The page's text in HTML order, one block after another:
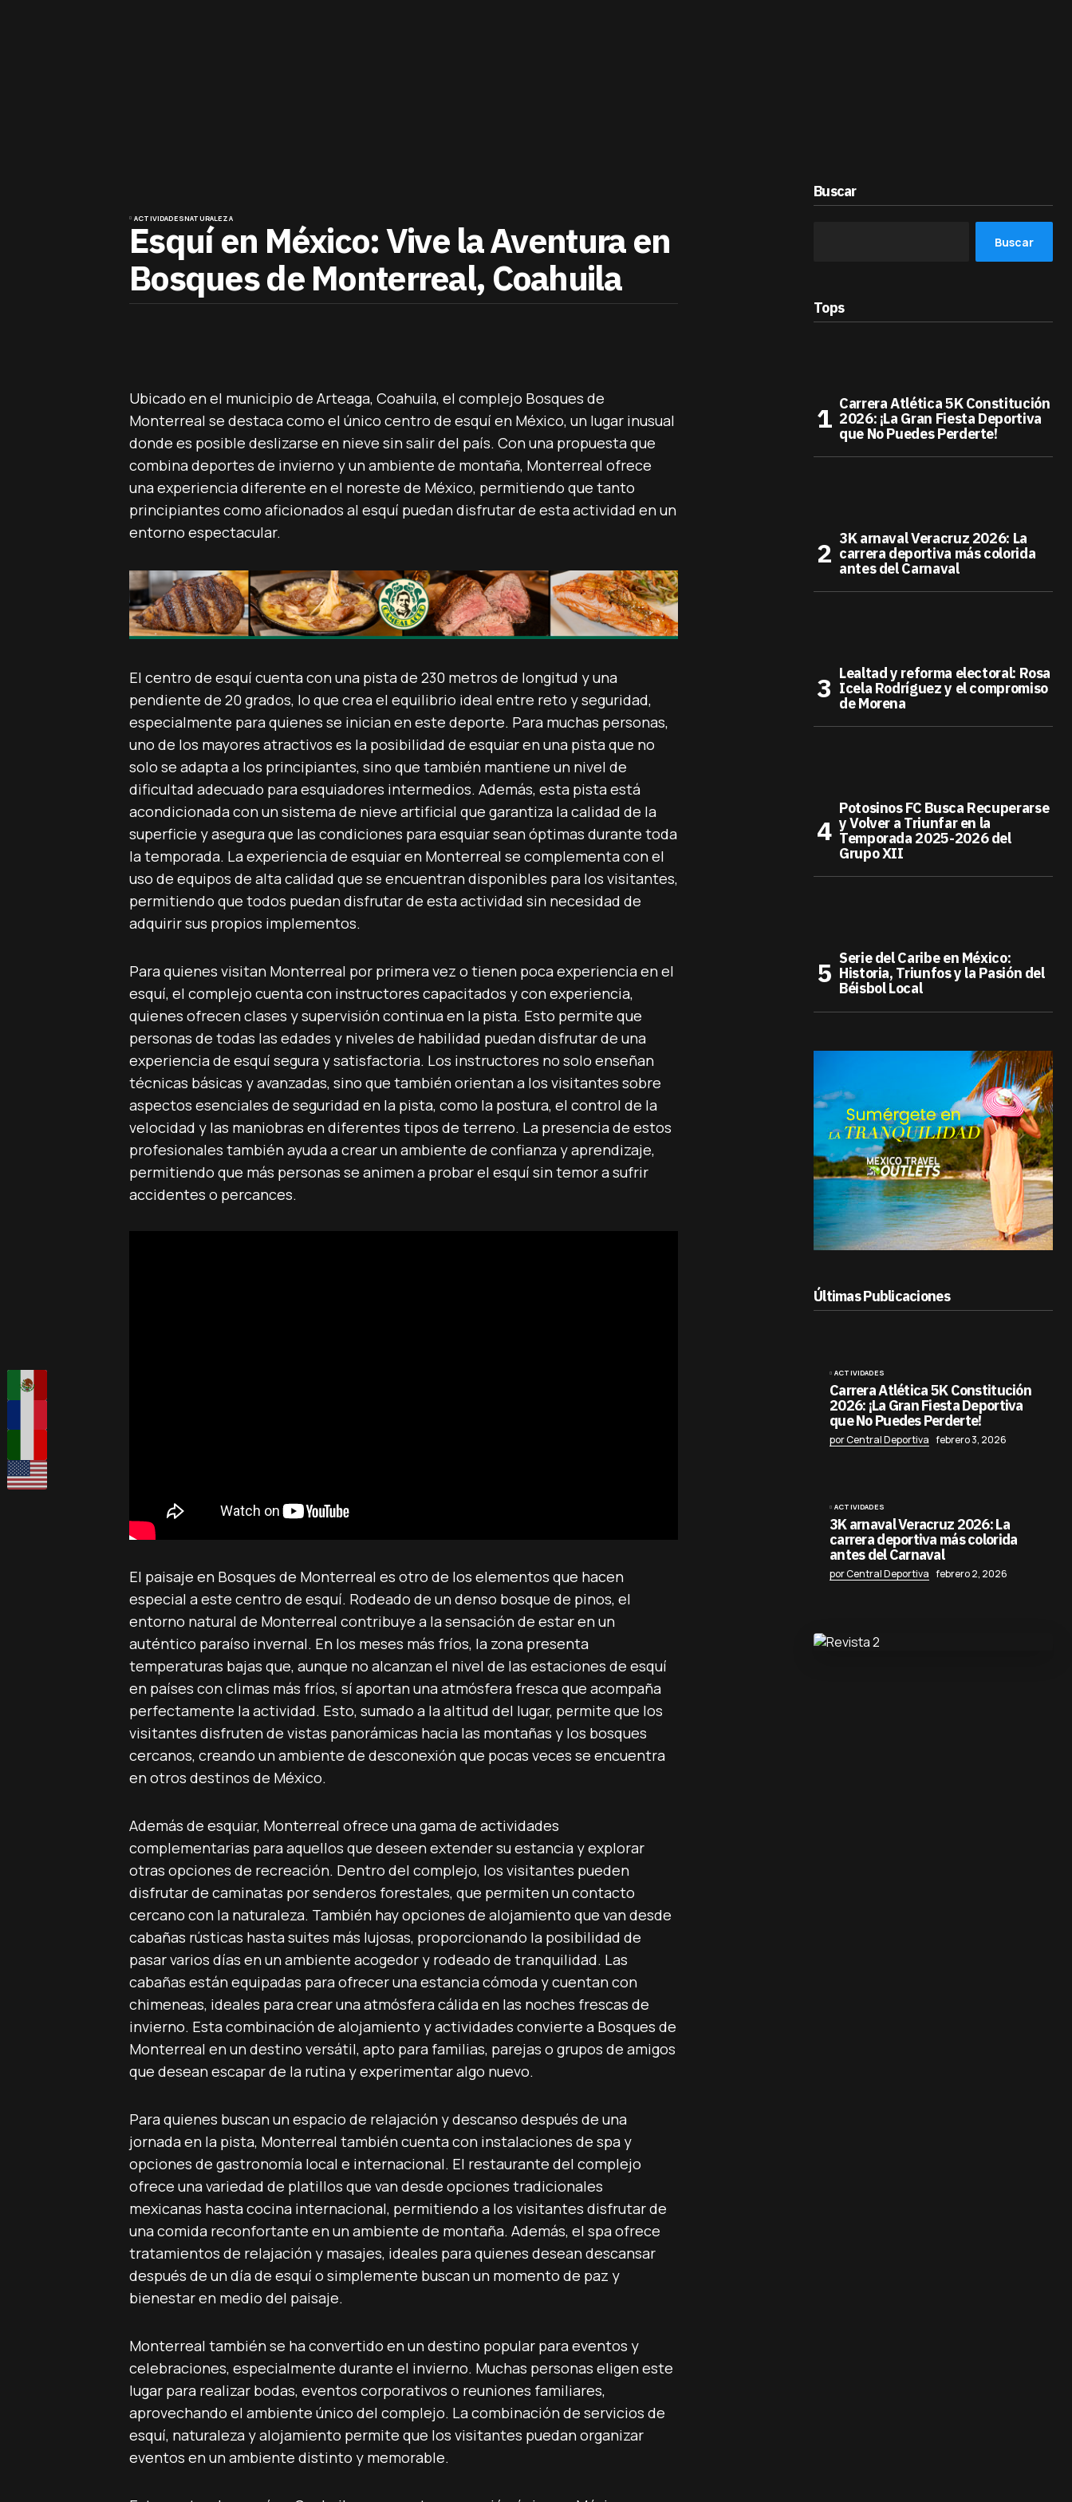
ACTIVIDADESNATURALEZA
Esquí en México: Vive la Aventura en
Bosques de Monterreal, Coahuila
Ubicado en el municipio de Arteaga, Coahuila, el complejo Bosques de
Monterreal se destaca como el único centro de esquí en México, un lugar inusual
donde es posible deslizarse en nieve sin salir del país. Con una propuesta que
combina deportes de invierno y un ambiente de montaña, Monterreal ofrece
una experiencia diferente en el noreste de México, permitiendo que tanto
principiantes como aficionados al esquí puedan disfrutar de esta actividad en un
entorno espectacular.
El centro de esquí cuenta con una pista de 230 metros de longitud y una
pendiente de 20 grados, lo que crea el equilibrio ideal entre reto y seguridad,
especialmente para quienes se inician en este deporte. Para muchas personas,
uno de los mayores atractivos es la posibilidad de esquiar en una pista que no
solo se adapta a los principiantes, sino que también mantiene un nivel de
dificultad adecuado para esquiadores intermedios. Además, esta pista está
acondicionada con un sistema de nieve artificial que garantiza la calidad de la
superficie y asegura que las condiciones para esquiar sean óptimas durante toda
la temporada. La experiencia de esquiar en Monterreal se complementa con el
uso de equipos de alta calidad que se encuentran disponibles para los visitantes,
permitiendo que todos puedan disfrutar de esta actividad sin necesidad de
adquirir sus propios implementos.
Para quienes visitan Monterreal por primera vez o tienen poca experiencia en el
esquí, el complejo cuenta con instructores capacitados y con experiencia,
quienes ofrecen clases y supervisión continua en la pista. Esto permite que
personas de todas las edades y niveles de habilidad puedan disfrutar de una
experiencia de esquí segura y satisfactoria. Los instructores no solo enseñan
técnicas básicas y avanzadas, sino que también orientan a los visitantes sobre
aspectos esenciales de seguridad en la pista, como la postura, el control de la
velocidad y las maniobras en diferentes tipos de terreno. La presencia de estos
profesionales también ayuda a crear un ambiente de confianza y aprendizaje,
permitiendo que más personas se animen a probar el esquí sin temor a sufrir
accidentes o percances.
El paisaje en Bosques de Monterreal es otro de los elementos que hacen
especial a este centro de esquí. Rodeado de un denso bosque de pinos, el
entorno natural de Monterreal contribuye a la sensación de estar en un
auténtico paraíso invernal. En los meses más fríos, la zona presenta
temperaturas bajas que, aunque no alcanzan el nivel de las estaciones de esquí
en países con climas más fríos, sí aportan una atmósfera fresca que acompaña
perfectamente la actividad. Esto, sumado a la altitud del lugar, permite que los
visitantes disfruten de vistas panorámicas hacia las montañas y los bosques
cercanos, creando un ambiente de desconexión que pocas veces se encuentra
en otros destinos de México.
Además de esquiar, Monterreal ofrece una gama de actividades
complementarias para aquellos que deseen extender su estancia y explorar
otras opciones de recreación. Dentro del complejo, los visitantes pueden
disfrutar de caminatas por senderos forestales, que permiten un contacto
cercano con la naturaleza. También hay opciones de alojamiento que van desde
cabañas rústicas hasta suites más lujosas, proporcionando la posibilidad de
pasar varios días en un ambiente acogedor y rodeado de tranquilidad. Las
cabañas están equipadas para ofrecer una estancia cómoda y cuentan con
chimeneas, ideales para crear una atmósfera cálida en las noches frescas de
invierno. Esta combinación de alojamiento y actividades convierte a Bosques de
Monterreal en un destino versátil, apto para familias, parejas o grupos de amigos
que desean escapar de la rutina y experimentar algo nuevo.
Para quienes buscan un espacio de relajación y descanso después de una
jornada en la pista, Monterreal también cuenta con instalaciones de spa y
opciones de gastronomía local e internacional. El restaurante del complejo
ofrece una variedad de platillos que van desde opciones tradicionales
mexicanas hasta cocina internacional, permitiendo a los visitantes disfrutar de
una comida reconfortante en un ambiente de montaña. Además, el spa ofrece
tratamientos de relajación y masajes, ideales para quienes desean descansar
después de un día de esquí o simplemente buscan un momento de paz y
bienestar en medio del paisaje.
Monterreal también se ha convertido en un destino popular para eventos y
celebraciones, especialmente durante el invierno. Muchas personas eligen este
lugar para realizar bodas, eventos corporativos o reuniones familiares,
aprovechando el ambiente único del complejo. La combinación de servicios de
esquí, naturaleza y alojamiento permite que los visitantes puedan organizar
eventos en un ambiente distinto y memorable.
Buscar
Buscar
Tops
Carrera Atlética 5K Constitución
2026: ¡La Gran Fiesta Deportiva
que No Puedes Perderte!
3K arnaval Veracruz 2026: La
carrera deportiva más colorida
antes del Carnaval
Lealtad y reforma electoral: Rosa
Icela Rodríguez y el compromiso
de Morena
Potosinos FC Busca Recuperarse
y Volver a Triunfar en la
Temporada 2025-2026 del
Grupo XII
Serie del Caribe en México:
Historia, Triunfos y la Pasión del
Béisbol Local
Últimas Publicaciones
ACTIVIDADES
Carrera Atlética 5K Constitución
2026: ¡La Gran Fiesta Deportiva
que No Puedes Perderte!
por Central Deportiva febrero 3, 2026
ACTIVIDADES
3K arnaval Veracruz 2026: La
carrera deportiva más colorida
antes del Carnaval
por Central Deportiva febrero 2, 2026